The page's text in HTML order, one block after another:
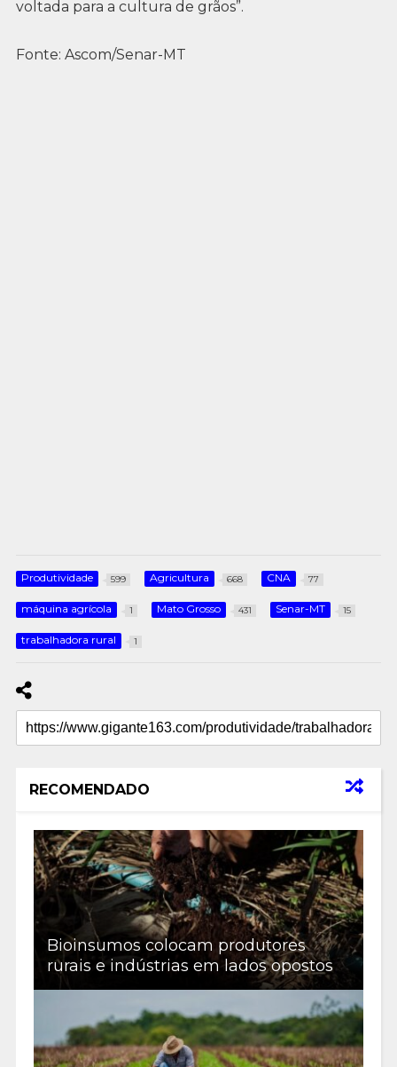
voltada para a cultura de grãos”.
Fonte: Ascom/Senar-MT
Produtividade 599 Agricultura 668 CNA 77
máquina agrícola 1 Mato Grosso 431 Senar-MT 15
trabalhadora rural 1
RECOMENDADO
Bioinsumos colocam produtores
rurais e indústrias em lados opostos